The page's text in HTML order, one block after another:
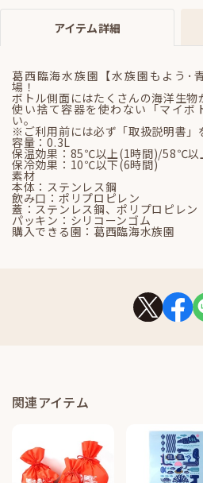
アイテム詳細
葛西臨海水族園【水族園もよう･
場！
ボトル側面にはたくさんの海洋生物
使い捨て容器を使わない「マイボ
い。
※ご利用前には必ず「取扱説明書」
容量：0.3L
保温効果：85℃以上(1時間)/58℃以
保冷効果：10℃以下(6時間)
素材
本体：ステンレス鋼
飲み口：ポリプロピレン
蓋：ステンレス鋼、ポリプロピレン
パッキン：シリコーンゴム
購入できる園：葛西臨海水族園
関連アイテム